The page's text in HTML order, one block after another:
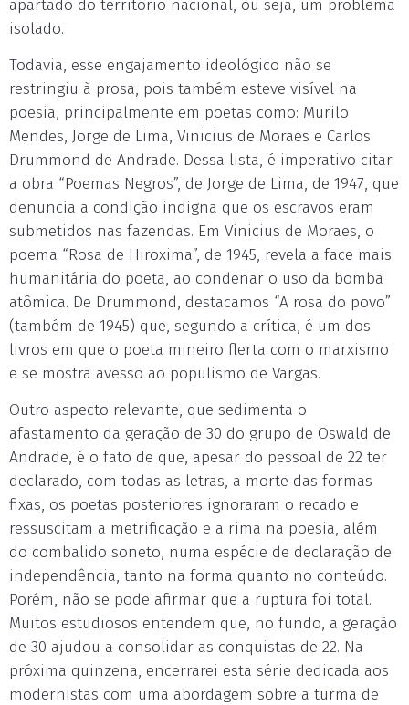
apartado do território nacional, ou seja, um problema
isolado.
Todavia, esse engajamento ideológico não se
restringiu à prosa, pois também esteve visível na
poesia, principalmente em poetas como: Murilo
Mendes, Jorge de Lima, Vinicius de Moraes e Carlos
Drummond de Andrade. Dessa lista, é imperativo citar
a obra “Poemas Negros”, de Jorge de Lima, de 1947, que
denuncia a condição indigna que os escravos eram
submetidos nas fazendas. Em Vinicius de Moraes, o
poema “Rosa de Hiroxima”, de 1945, revela a face mais
humanitária do poeta, ao condenar o uso da bomba
atômica. De Drummond, destacamos “A rosa do povo”
(também de 1945) que, segundo a crítica, é um dos
livros em que o poeta mineiro flerta com o marxismo
e se mostra avesso ao populismo de Vargas.
Outro aspecto relevante, que sedimenta o
afastamento da geração de 30 do grupo de Oswald de
Andrade, é o fato de que, apesar do pessoal de 22 ter
declarado, com todas as letras, a morte das formas
fixas, os poetas posteriores ignoraram o recado e
ressuscitam a metrificação e a rima na poesia, além
do combalido soneto, numa espécie de declaração de
independência, tanto na forma quanto no conteúdo.
Porém, não se pode afirmar que a ruptura foi total.
Muitos estudiosos entendem que, no fundo, a geração
de 30 ajudou a consolidar as conquistas de 22. Na
próxima quinzena, encerrarei esta série dedicada aos
modernistas com uma abordagem sobre a turma de